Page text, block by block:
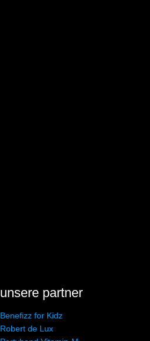
unsere partner
Benefizz for Kidz
Robert de Lux